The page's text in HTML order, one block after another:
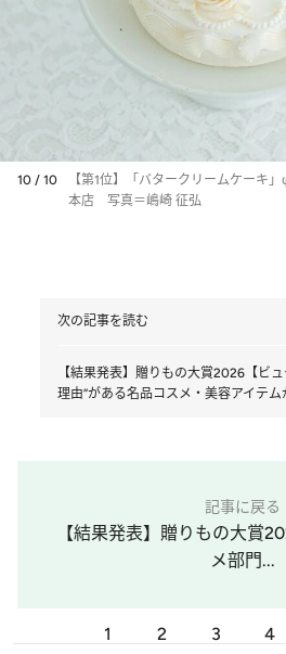
10 / 10
【第1位】「バタークリームケーキ
本店 写真＝嶋崎 征弘
次の記事を読む
【結果発表】贈りもの大賞2026【ビ
理由”がある名品コスメ・美容アイテム
記事に戻る
【結果発表】贈りもの大賞
メ部門...
1 2 3 4